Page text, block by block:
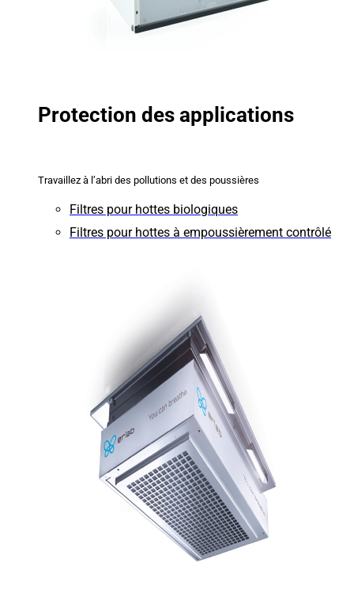
Protection des applications
Travaillez à l’abri des pollutions et des poussières
Filtres pour hottes biologiques
Filtres pour hottes à empoussièrement contrôlé